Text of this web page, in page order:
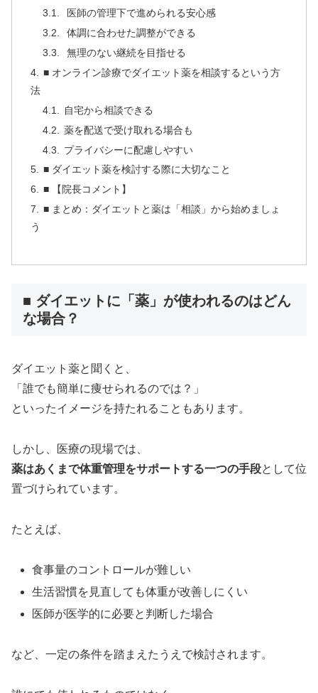
医師の管理下で進められる安心感
体調に合わせた調整ができる
無理のない継続を目指せる
■ オンライン診療でダイエット薬を相談するという方
法
自宅から相談できる
薬を配送で受け取れる場合も
プライバシーに配慮しやすい
■ ダイエット薬を検討する際に大切なこと
■ 【院長コメント】
■ まとめ：ダイエットと薬は「相談」から始めましょ
う
■ ダイエットに「薬」が使われるのはどん
な場合？
ダイエット薬と聞くと、
「誰でも簡単に痩せられるのでは？」
といったイメージを持たれることもあります。
しかし、医療の現場では、
薬はあくまで体重管理をサポートする一つの手段として位
置づけられています。
たとえば、
食事量のコントロールが難しい
生活習慣を見直しても体重が改善しにくい
医師が医学的に必要と判断した場合
など、一定の条件を踏まえたうえで検討されます。